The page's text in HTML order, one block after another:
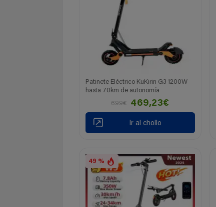
Patinete Eléctrico KuKirin G3 1200W
hasta 70km de autonomía
699€
469,23€
Ir al chollo
49 %